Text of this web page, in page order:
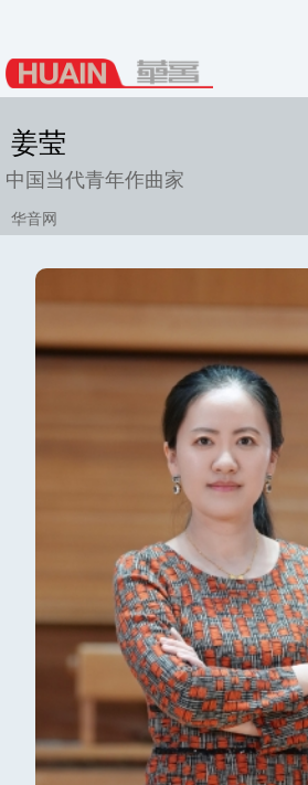
姜莹
中国当代青年作曲家
华音网